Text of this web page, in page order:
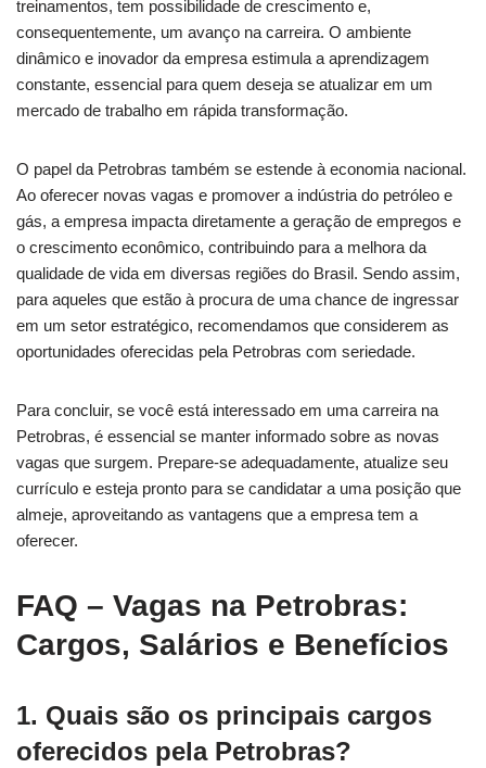
treinamentos, tem possibilidade de crescimento e,
consequentemente, um avanço na carreira. O ambiente
dinâmico e inovador da empresa estimula a aprendizagem
constante, essencial para quem deseja se atualizar em um
mercado de trabalho em rápida transformação.
O papel da Petrobras também se estende à economia nacional.
Ao oferecer novas vagas e promover a indústria do petróleo e
gás, a empresa impacta diretamente a geração de empregos e
o crescimento econômico, contribuindo para a melhora da
qualidade de vida em diversas regiões do Brasil. Sendo assim,
para aqueles que estão à procura de uma chance de ingressar
em um setor estratégico, recomendamos que considerem as
oportunidades oferecidas pela Petrobras com seriedade.
Para concluir, se você está interessado em uma carreira na
Petrobras, é essencial se manter informado sobre as novas
vagas que surgem. Prepare-se adequadamente, atualize seu
currículo e esteja pronto para se candidatar a uma posição que
almeje, aproveitando as vantagens que a empresa tem a
oferecer.
FAQ – Vagas na Petrobras:
Cargos, Salários e Benefícios
1. Quais são os principais cargos
oferecidos pela Petrobras?